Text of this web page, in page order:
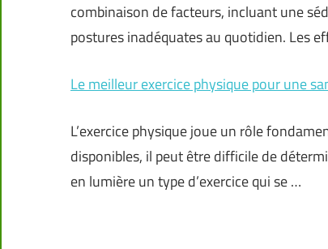
combinaison de facteurs, incluant une
postures inadéquates au quotidien. Les
Le meilleur exercice physique pour une
L’exercice physique joue un rôle
disponibles, il peut être difficile de
en lumière un type d’exercice qui se …